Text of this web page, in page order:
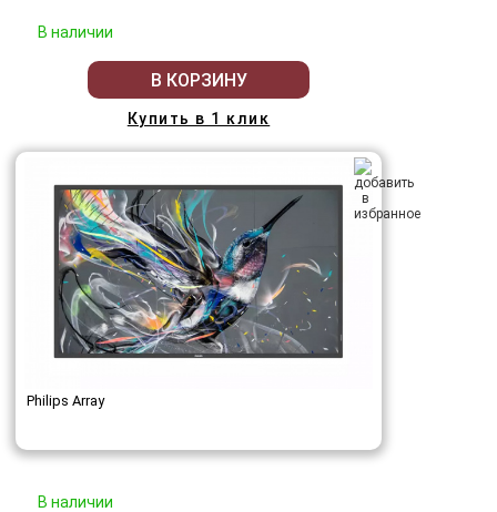
В наличии
В КОРЗИНУ
Купить в 1 клик
Philips Array
В наличии